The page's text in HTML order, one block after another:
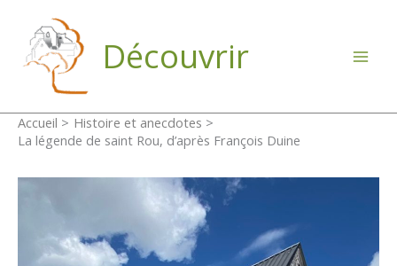
contenu
Découvrir
Accueil
Histoire et anecdotes
La légende de saint Rou, d’après François Duine